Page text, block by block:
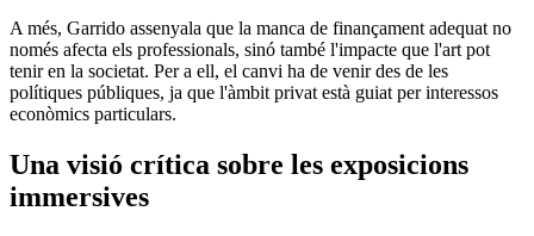
A més, Garrido assenyala que la manca de finançament adequat no
només afecta els professionals, sinó també l'impacte que l'art pot
tenir en la societat. Per a ell, el canvi ha de venir des de les
polítiques públiques, ja que l'àmbit privat està guiat per interessos
econòmics particulars.
Una visió crítica sobre les exposicions
immersives